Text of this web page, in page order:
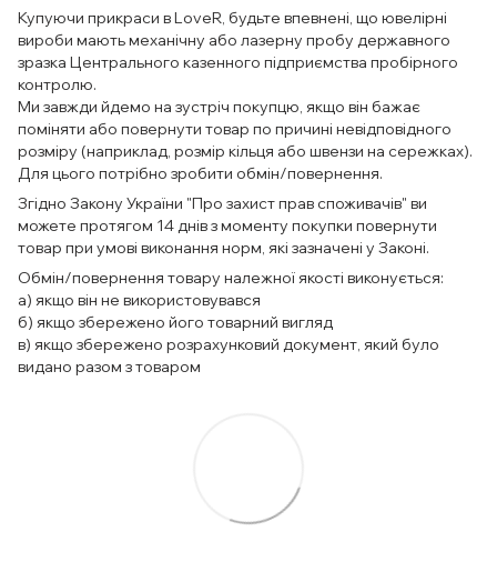
Купуючи прикраси в LoveR, будьте впевнені, що ювелірні
вироби мають механічну або лазерну пробу державного
зразка Центрального казенного підприємства пробірного
контролю.
Ми завжди йдемо на зустріч покупцю, якщо він бажає
поміняти або повернути товар по причині невідповідного
розміру (наприклад, розмір кільця або швензи на сережках).
Для цього потрібно зробити обмін/повернення.
Згідно Закону України "Про захист прав споживачів" ви
можете протягом 14 днів з моменту покупки повернути
товар при умові виконання норм, які зазначені у Законі.
Обмін/повернення товару належної якості виконується:
а) якщо він не використовувався
б) якщо збережено його товарний вигляд
в) якщо збережено розрахунковий документ, який було
видано разом з товаром